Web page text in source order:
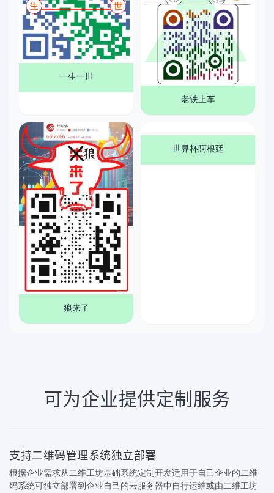
一生一世
老铁上车
狼来了
世界杯阿根廷
可为企业提供定制服务
支持二维码管理系统独立部署
根据企业需求从二维工坊基础系统定制开发适用于自己企业的二维
码系统可独立部署到企业自己的云服务器中自行运维或由二维工坊